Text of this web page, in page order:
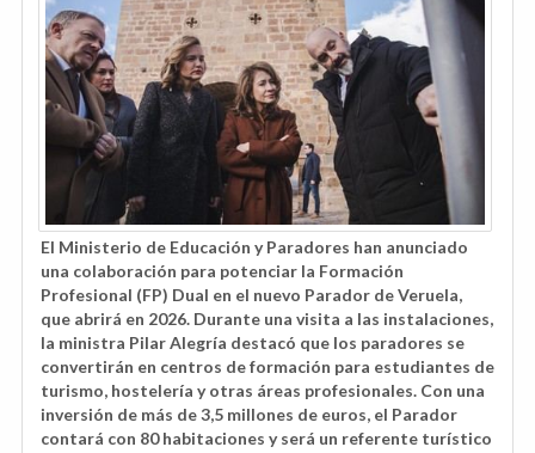
El Ministerio de Educación y Paradores han anunciado
una colaboración para potenciar la Formación
Profesional (FP) Dual en el nuevo Parador de Veruela,
que abrirá en 2026. Durante una visita a las instalaciones,
la ministra Pilar Alegría destacó que los paradores se
convertirán en centros de formación para estudiantes de
turismo, hostelería y otras áreas profesionales. Con una
inversión de más de 3,5 millones de euros, el Parador
contará con 80 habitaciones y será un referente turístico